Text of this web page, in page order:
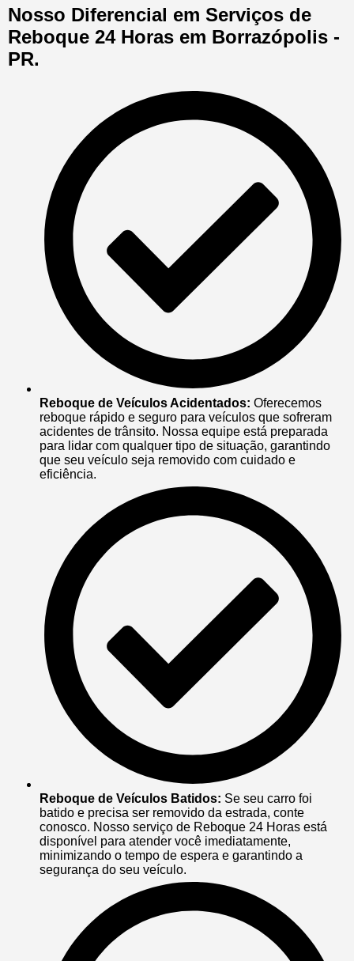
Nosso Diferencial em Serviços de
Reboque 24 Horas em Borrazópolis -
PR.
Reboque de Veículos Acidentados: Oferecemos
reboque rápido e seguro para veículos que sofreram
acidentes de trânsito. Nossa equipe está preparada
para lidar com qualquer tipo de situação, garantindo
que seu veículo seja removido com cuidado e
eficiência.
Reboque de Veículos Batidos: Se seu carro foi
batido e precisa ser removido da estrada, conte
conosco. Nosso serviço de Reboque 24 Horas está
disponível para atender você imediatamente,
minimizando o tempo de espera e garantindo a
segurança do seu veículo.